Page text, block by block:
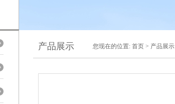
产品展示 您现在的位置: 首页 > 产品展示